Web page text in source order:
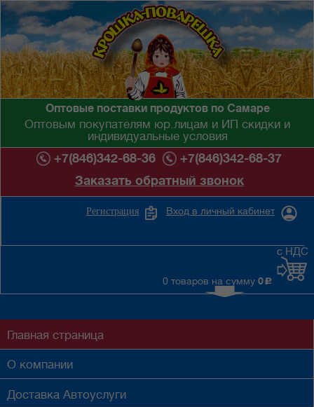
Оптовые поставки продуктов по Самаре
Оптовым покупателям юр.лицам и ИП скидки и
индивидуальные условия
+7(846)342-68-36
+7(846)342-68-37
Заказать обратный звонок
Вход в личный кабинет
Регистрация
0 товаров на сумму 0 c
с НДС
Главная страница
О компании
Доставка Автоуслуги